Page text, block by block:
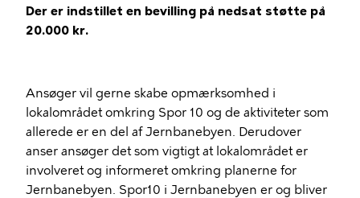
Der er indstillet en bevilling på nedsat støtte på
20.000 kr.
Ansøger vil gerne skabe opmærksomhed i
lokalområdet omkring Spor 10 og de aktiviteter som
allerede er en del af Jernbanebyen. Derudover
anser ansøger det som vigtigt at lokalområdet er
involveret og informeret omkring planerne for
Jernbanebyen. Spor10 i Jernbanebyen er og bliver